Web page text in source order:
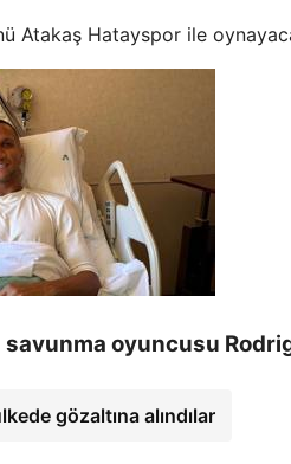
Atakaş Hatayspor ile
savunma oyuncusu
gözaltına alındılar